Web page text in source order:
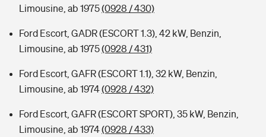
Limousine, ab 1975(0928 / 430)
Ford Escort, GADR (ESCORT 1.3), 42 kW, Benzin,
Limousine, ab 1975(0928 / 431)
Ford Escort, GAFR (ESCORT 1.1), 32 kW, Benzin,
Limousine, ab 1974(0928 / 432)
Ford Escort, GAFR (ESCORT SPORT), 35 kW, Benzin,
Limousine, ab 1974(0928 / 433)